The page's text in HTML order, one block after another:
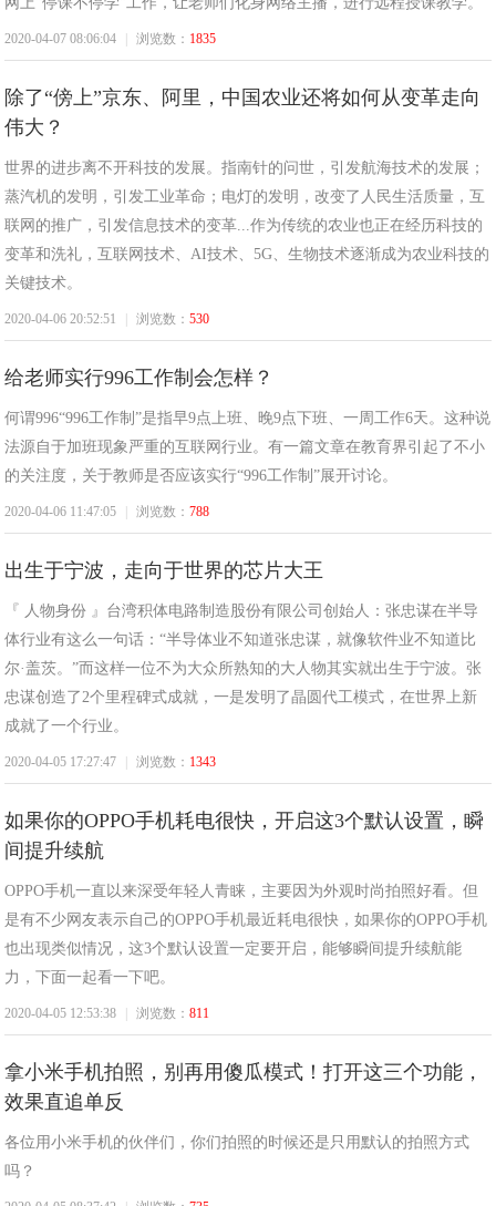
2020-04-07 08:06:04 浏览数： 1835
除了“傍上”京东、阿里，中国农业还将如何从变革走向
伟大？
世界的进步离不开科技的发展。指南针的问世，引发航海技术的发展；
蒸汽机的发明，引发工业革命；电灯的发明，改变了人民生活质量，互
联网的推广，引发信息技术的变革...作为传统的农业也正在经历科技的
变革和洗礼，互联网技术、AI技术、5G、生物技术逐渐成为农业科技的
关键技术。
2020-04-06 20:52:51 浏览数：530
给老师实行996工作制会怎样？
何谓996“996工作制”是指早9点上班、晚9点下班、一周工作6天。这种说
法源自于加班现象严重的互联网行业。有一篇文章在教育界引起了不小
的关注度，关于教师是否应该实行“996工作制”展开讨论。
2020-04-06 11:47:05 浏览数：788
出生于宁波，走向于世界的芯片大王
『 人物身份 』台湾积体电路制造股份有限公司创始人：张忠谋在半导
体行业有这么一句话：“半导体业不知道张忠谋，就像软件业不知道比
尔·盖茨。”而这样一位不为大众所熟知的大人物其实就出生于宁波。张
忠谋创造了2个里程碑式成就，一是发明了晶圆代工模式，在世界上新
成就了一个行业。
2020-04-05 17:27:47 浏览数： 1343
如果你的OPPO手机耗电很快，开启这3个默认设置，瞬
间提升续航
OPPO手机一直以来深受年轻人青睐，主要因为外观时尚拍照好看。但
是有不少网友表示自己的OPPO手机最近耗电很快，如果你的OPPO手机
也出现类似情况，这3个默认设置一定要开启，能够瞬间提升续航能
力，下面一起看一下吧。
2020-04-05 12:53:38 浏览数：811
拿小米手机拍照，别再用傻瓜模式！打开这三个功能，
效果直追单反
各位用小米手机的伙伴们，你们拍照的时候还是只用默认的拍照方式
吗？